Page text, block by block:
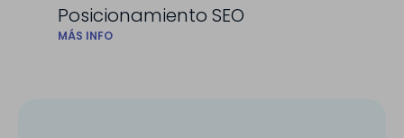
Posicionamiento SEO
MÁS INFO